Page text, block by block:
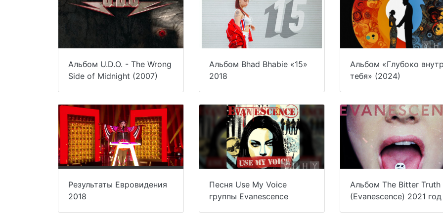
Альбом U.D.O. - The Wrong
Side of Midnight (2007)
Альбом Bhad Bhabie «15»
2018
Альбом «Глубоко
тебя» (2024)
Результаты Евровидения
2018
Песня Use My Voice
группы Evanescence
Альбом The Bitter Truth
(Evanescence) 2021 год